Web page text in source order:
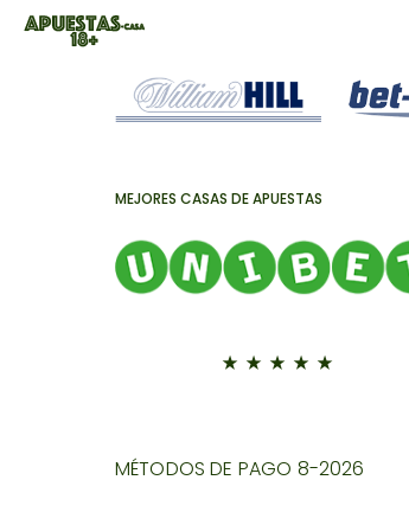
MEJORES CASAS DE APUESTAS
MÉTODOS DE PAGO 8-2026